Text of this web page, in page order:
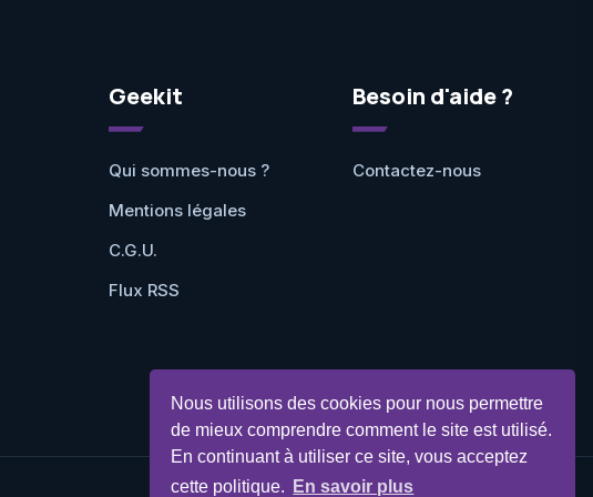
Nous utilisons des cookies pour nous permettre
de mieux comprendre comment le site est utilisé.
En continuant à utiliser ce site, vous acceptez
cette politique.
En savoir plus
Geekit
Qui sommes-nous ?
Mentions légales
C.G.U.
Flux RSS
Besoin d'aide ?
Contactez-nous